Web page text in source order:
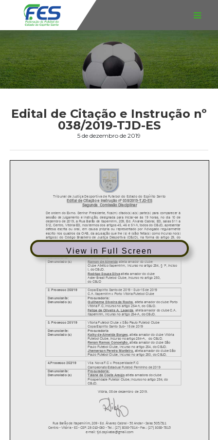
Edital de Citação e Instrução nº
038/2019-TJD-ES
5 de dezembro de 2019
View in Full Screen